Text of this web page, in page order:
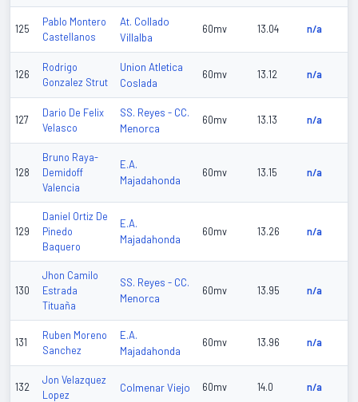
125
Pablo Montero
Castellanos
At. Collado
Villalba
60mv 13.04 n/a
126
Rodrigo
Gonzalez Strut
Union Atletica
Coslada
60mv 13.12 n/a
127
Dario De Felix
Velasco
SS. Reyes - CC.
Menorca
60mv 13.13 n/a
128
Bruno Raya-
Demidoff
Valencia
E.A.
Majadahonda
60mv 13.15 n/a
129
Daniel Ortiz De
Pinedo
Baquero
E.A.
Majadahonda
60mv 13.26 n/a
130
Jhon Camilo
Estrada
Tituaña
SS. Reyes - CC.
Menorca
60mv 13.95 n/a
131
Ruben Moreno
Sanchez
E.A.
Majadahonda
60mv 13.96 n/a
132
Jon Velazquez
Lopez
Colmenar Viejo 60mv 14.0 n/a